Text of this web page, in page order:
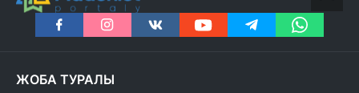
ЖОБА ТУРАЛЫ